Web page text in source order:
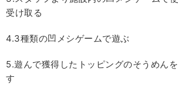
受け取る
4.3種類の凹メシゲームで遊ぶ
5.遊んで獲得したトッピングのそうめん
す